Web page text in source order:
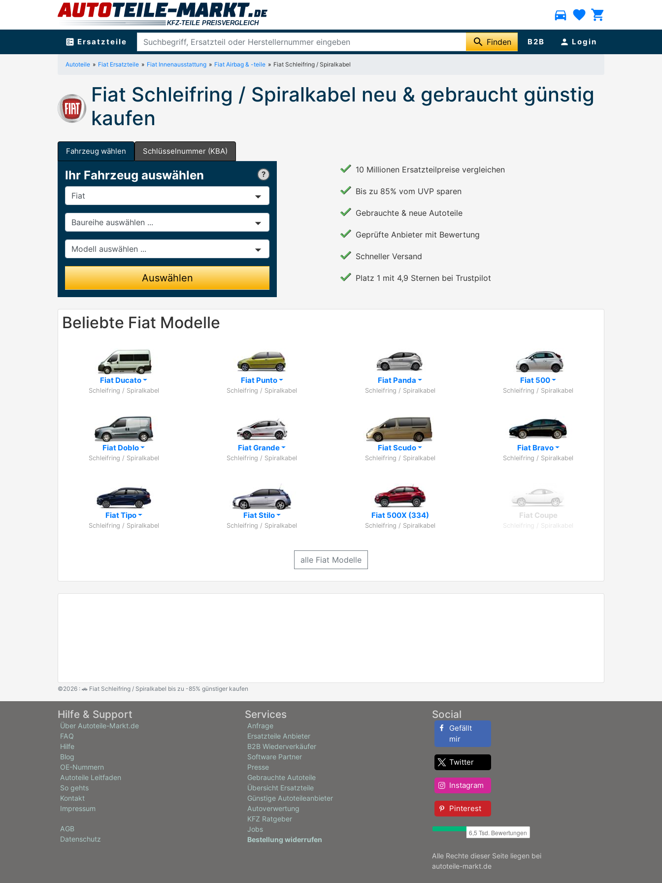
directions_car favorite shopping_cart
ballot Ersatzteile search Finden B2B person Login
Autoteile Fiat Ersatzteile Fiat Innenausstattung Fiat Airbag & -teile Fiat Schleifring / Spiralkabel
Fiat Schleifring / Spiralkabel neu & gebraucht günstig
kaufen
Fahrzeug wählen Schlüsselnummer (KBA)
Ihr Fahrzeug auswählen
Hersteller
Baureihe
Modell
Auswählen
10 Millionen Ersatzteilpreise vergleichen
Bis zu 85% vom UVP sparen
Gebrauchte & neue Autoteile
Geprüfte Anbieter mit Bewertung
Schneller Versand
Platz 1 mit 4,9 Sternen bei Trustpilot
Beliebte Fiat Modelle
Fiat Ducato
Schleifring / Spiralkabel
Fiat Punto
Schleifring / Spiralkabel
Fiat Panda
Schleifring / Spiralkabel
Fiat 500
Schleifring / Spiralkabel
Fiat Doblo
Schleifring / Spiralkabel
Fiat Grande
Schleifring / Spiralkabel
Fiat Scudo
Schleifring / Spiralkabel
Fiat Bravo
Schleifring / Spiralkabel
Fiat Tipo
Schleifring / Spiralkabel
Fiat Stilo
Schleifring / Spiralkabel
Fiat 500X (334)
Schleifring / Spiralkabel
Fiat Coupe
Schleifring / Spiralkabel
alle Fiat Modelle
©2026 : 🚗 Fiat Schleifring / Spiralkabel bis zu -85% günstiger kaufen
Hilfe & Support
Über Autoteile-Markt.de
FAQ
Hilfe
Blog
OE-Nummern
Autoteile Leitfaden
So gehts
Kontakt
Impressum
AGB
Datenschutz
Services
Anfrage
Ersatzteile Anbieter
B2B Wiederverkäufer
Software Partner
Presse
Gebrauchte Autoteile
Übersicht Ersatzteile
Günstige Autoteileanbieter
Autoverwertung
KFZ Ratgeber
Jobs
Bestellung widerrufen
Social
Gefällt
mir
Twitter
Instagram
Pinterest
Alle Rechte dieser Seite liegen bei
autoteile-markt.de